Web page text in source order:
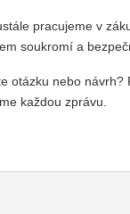
pracujeme v
soukromí a
otázku nebo
každou zprávu.